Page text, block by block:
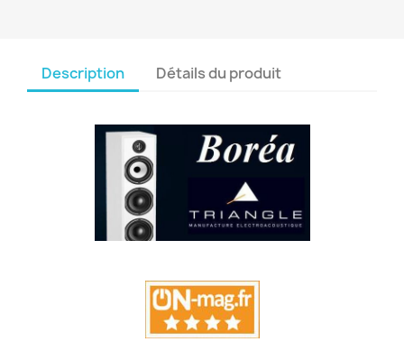
Description Détails du produit